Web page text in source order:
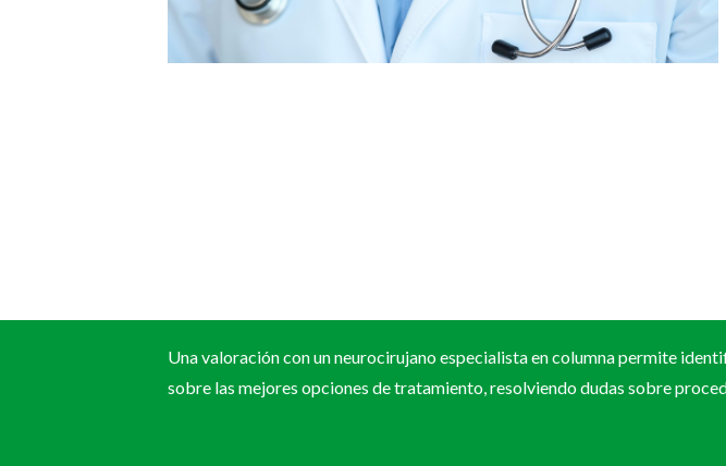
Una valoración con un neurocirujano especialista en columna permite
sobre las mejores opciones de tratamiento, resolviendo dudas sobre